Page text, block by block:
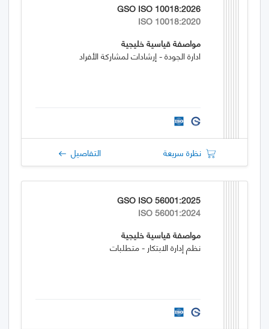
GSO ISO 10018:2026
ISO 10018:2020
مواصفة قياسية خليجية
ادارة الجودة - إرشادات لمشاركة الأفراد
نظرة سريعة التفاصيل
GSO ISO 56001:2025
ISO 56001:2024
مواصفة قياسية خليجية
نظم إدارة الابتكار - متطلبات